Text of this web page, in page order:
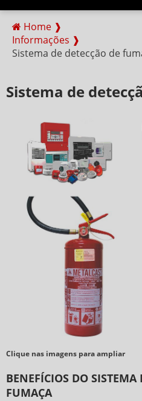
Home ❱
Informações ❱
Sistema de detecção de
Sistema de
Clique nas imagens para ampliar
BENEFÍCIOS DO SISTEMA
FUMAÇA